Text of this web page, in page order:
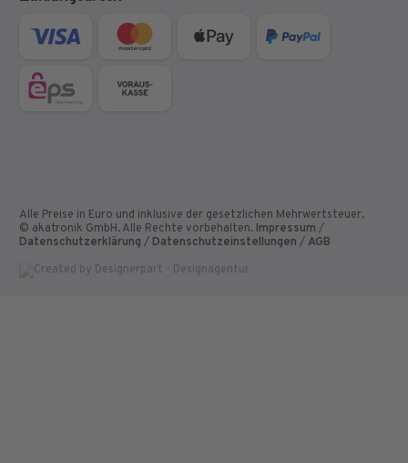
Alle Preise in Euro und inklusive der gesetzlichen Mehrwertsteuer.
© akatronik GmbH. Alle Rechte vorbehalten. Impressum /
Datenschutzerklärung / Datenschutzeinstellungen / AGB